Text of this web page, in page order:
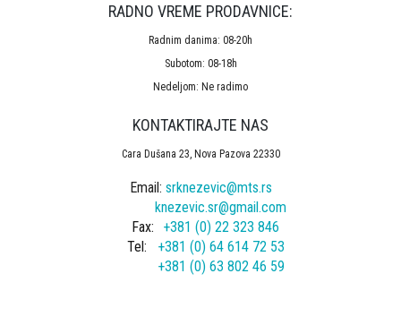
RADNO VREME PRODAVNICE:
Radnim danima: 08-20h
Subotom: 08-18h
Nedeljom: Ne radimo
KONTAKTIRAJTE NAS
Cara Dušana 23, Nova Pazova 22330
Email: srknezevic@mts.rs
knezevic.sr@gmail.com
Fax:
+381 (0) 22 323 846
Tel:
+381 (0) 64 614 72 53
+381 (0) 63 802 46 59